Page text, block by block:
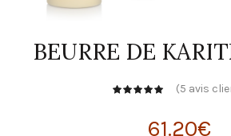
BEURRE DE
(5 avis
61.20€